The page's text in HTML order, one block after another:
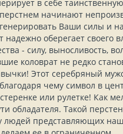
в себе таинственную
начинают
Ваши силы и
оберегает своего
- силу, выносливость,
коловрат не редко
Этот серебряный
чему символ в
или рулетке! Как
обладателя. Такой
людей представляющих